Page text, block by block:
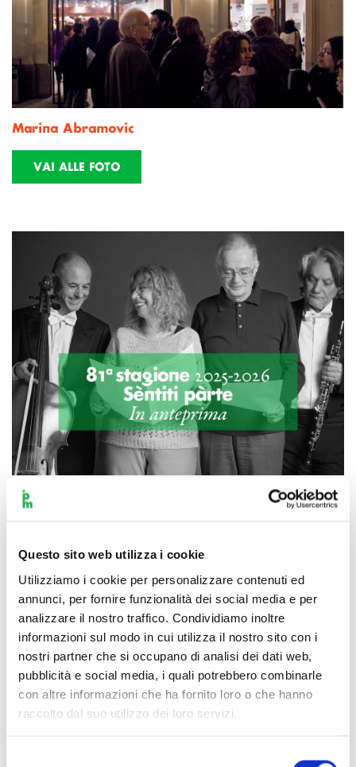
Questo sito web utilizza i cookie
Utilizziamo i cookie per personalizzare contenuti ed
annunci, per fornire funzionalità dei social media e per
analizzare il nostro traffico. Condividiamo inoltre
informazioni sul modo in cui utilizza il nostro sito con i
nostri partner che si occupano di analisi dei dati web,
pubblicità e social media, i quali potrebbero combinarle
con altre informazioni che ha fornito loro o che hanno
raccolto dal suo utilizzo dei loro servizi.
Marina Abramovic
VAI ALLE FOTO